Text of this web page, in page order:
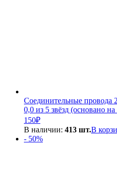
Соединительные
0,0 из 5 звёзд (основано
150₽
В наличии: 413 шт.В
- 50%